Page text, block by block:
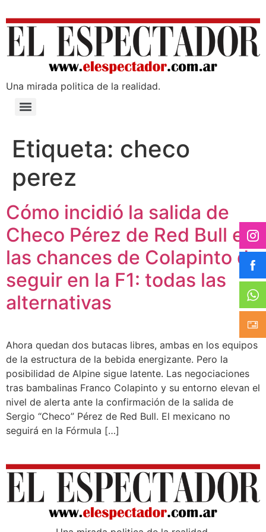
Una mirada poli­tica de la realidad.
Etiqueta: checo
perez
Cómo incidió la salida de
Checo Pérez de Red Bull en
las chances de Colapinto de
seguir en la F1: todas las
alternativas
Ahora quedan dos butacas libres, ambas en los equipos
de la estructura de la bebida energizante. Pero la
posibilidad de Alpine sigue latente. Las negociaciones
tras bambalinas Franco Colapinto y su entorno elevan el
nivel de alerta ante la confirmación de la salida de
Sergio “Checo” Pérez de Red Bull. El mexicano no
seguirá en la Fórmula […]